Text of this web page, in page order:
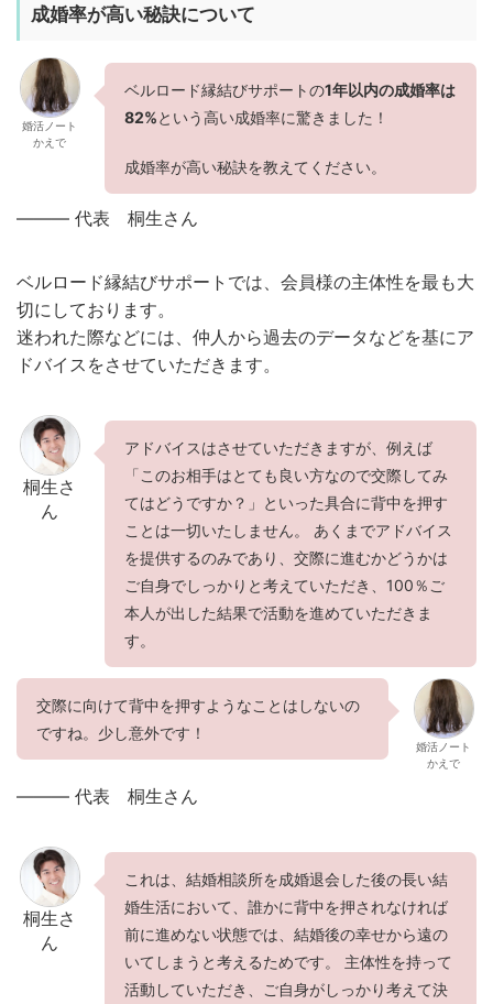
成婚率が高い秘訣について
婚活ノート
かえで
ベルロード縁結びサポートの1年以内の成婚率は
82%という高い成婚率に驚きました！
成婚率が高い秘訣を教えてください。
——— 代表 桐生さん
ベルロード縁結びサポートでは、会員様の主体性を最も大
切にしております。
迷われた際などには、仲人から過去のデータなどを基にア
ドバイスをさせていただきます。
桐生さ
ん
アドバイスはさせていただきますが、例えば
「このお相手はとても良い方なので交際してみ
てはどうですか？」といった具合に背中を押す
ことは一切いたしません。 あくまでアドバイス
を提供するのみであり、交際に進むかどうかは
ご自身でしっかりと考えていただき、100％ご
本人が出した結果で活動を進めていただきま
す。
交際に向けて背中を押すようなことはしないの
ですね。少し意外です！
婚活ノート
かえで
——— 代表 桐生さん
桐生さ
ん
これは、結婚相談所を成婚退会した後の長い結
婚生活において、誰かに背中を押されなければ
前に進めない状態では、結婚後の幸せから遠の
いてしまうと考えるためです。 主体性を持って
活動していただき、ご自身がしっかり考えて決